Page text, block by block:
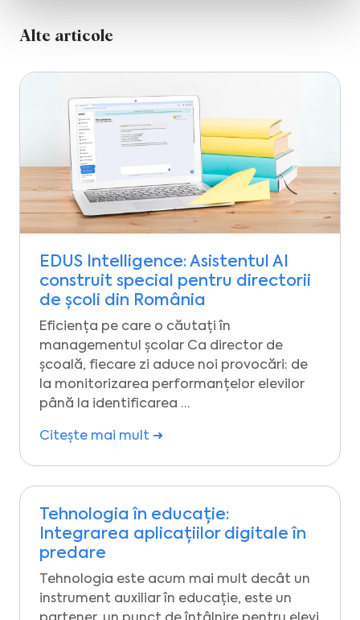
Alte articole
EDUS Intelligence: Asistentul AI
construit special pentru directorii
de școli din România
Eficiența pe care o căutați în
managementul școlar Ca director de
școală, fiecare zi aduce noi provocări: de
la monitorizarea performanțelor elevilor
până la identificarea …
Citește mai mult ➜
Tehnologia în educație:
Integrarea aplicațiilor digitale în
predare
Tehnologia este acum mai mult decât un
instrument auxiliar în educație, este un